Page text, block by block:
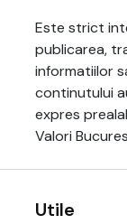
Este strict
publicarea,
informatiilor
continutului
expres
Valori
Utile